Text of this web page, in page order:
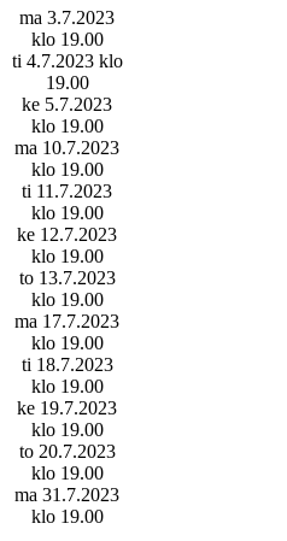
ma 3.7.2023
klo 19.00
ti 4.7.2023 klo
19.00
ke 5.7.2023
klo 19.00
ma 10.7.2023
klo 19.00
ti 11.7.2023
klo 19.00
ke 12.7.2023
klo 19.00
to 13.7.2023
klo 19.00
ma 17.7.2023
klo 19.00
ti 18.7.2023
klo 19.00
ke 19.7.2023
klo 19.00
to 20.7.2023
klo 19.00
ma 31.7.2023
klo 19.00